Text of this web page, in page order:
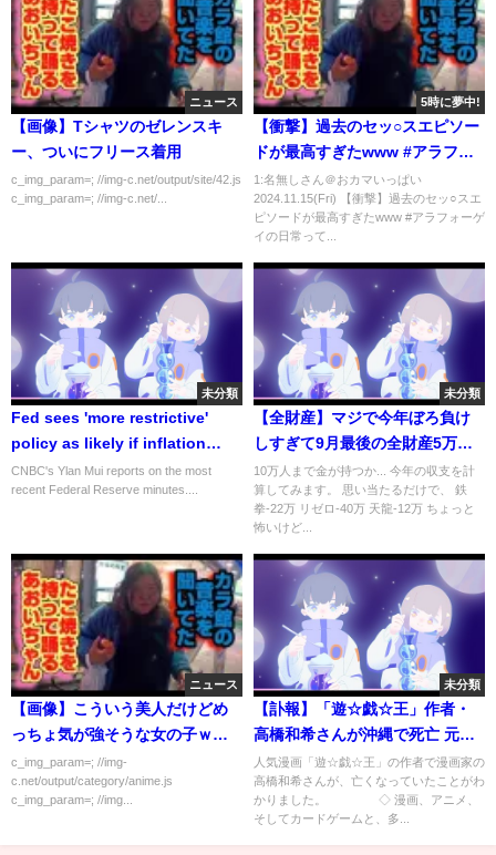
ニュース
【画像】Tシャツのゼレンスキ
ー、ついにフリース着用
c_img_param=; //img-c.net/output/site/42.js
c_img_param=; //img-c.net/...
5時に夢中!
【衝撃】過去のセッ○スエピソー
ドが最高すぎたwww #アラフォ
ーゲイの日常
1:名無しさん＠おカマいっぱい
2024.11.15(Fri) 【衝撃】過去のセッ○スエ
ピソードが最高すぎたwww #アラフォーゲ
イの日常って...
未分類
Fed sees 'more restrictive'
policy as likely if inflation
stays high, FOMC minutes say
CNBC's Ylan Mui reports on the most
recent Federal Reserve minutes....
未分類
【全財産】マジで今年ぼろ負け
しすぎて9月最後の全財産5万円
をユニコーンにぶち込んだ「ユ
ニコーン パチンコ」
10万人まで金が持つか... 今年の収支を計
算してみます。 思い当たるだけで、 鉄
拳-22万 リゼロ-40万 天龍-12万 ちょっと
怖いけど...
ニュース
【画像】こういう美人だけどめ
っちょ気が強そうな女の子ｗｗ
ｗｗｗ
c_img_param=; //img-
c.net/output/category/anime.js
c_img_param=; //img...
未分類
【訃報】「遊☆戯☆王」作者・
高橋和希さんが沖縄で死亡 元・
現役“デュエリスト”たちは…
人気漫画「遊☆戯☆王」の作者で漫画家の
高橋和希さんが、亡くなっていたことがわ
かりました。 ◇ 漫画、アニメ、
そしてカードゲームと、多...